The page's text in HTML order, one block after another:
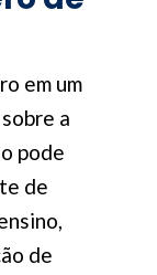
em um
a
pode
de
de